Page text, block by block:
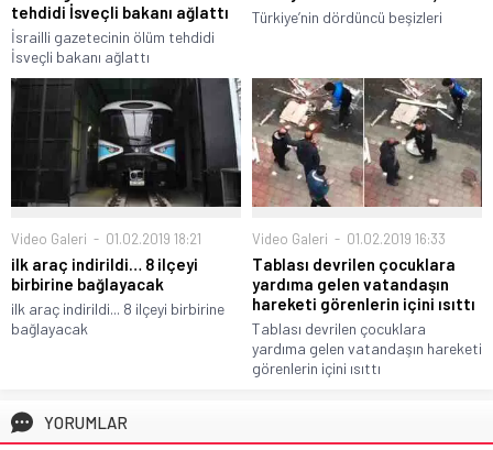
tehdidi İsveçli bakanı ağlattı
İsrailli gazetecinin ölüm tehdidi
İsveçli bakanı ağlattı
Türkiye’nin dördüncü beşizleri
Video Galeri 01.02.2019 18:21
ilk araç indirildi… 8 ilçeyi
birbirine bağlayacak
ilk araç indirildi... 8 ilçeyi birbirine
bağlayacak
Video Galeri 01.02.2019 16:33
Tablası devrilen çocuklara
yardıma gelen vatandaşın
hareketi görenlerin içini ısıttı
Tablası devrilen çocuklara
yardıma gelen vatandaşın hareketi
görenlerin içini ısıttı
YORUMLAR